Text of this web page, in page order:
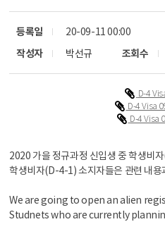
등록일
20-09-11 00:00
작성자
박선규 조회수
D-4
D-4 Visa
D-4 Visa
2020 가을 정규과정 신입생 중 학생비
학생비자(D-4-1) 소지자들은 관련 내용
We are going to open an alien
Studnets who are currently